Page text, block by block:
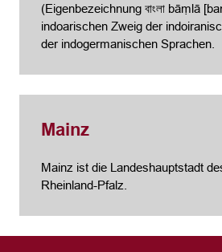
(Eigenbezeichnung বাংলা bāṃlā
indoarischen Zweig der
der indogermanischen Sprachen.
Mainz
Mainz ist die Landeshauptstadt
Rheinland-Pfalz.